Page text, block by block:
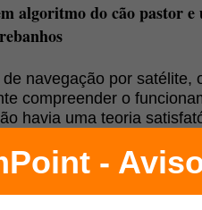
algoritmo do cão pastor
navegação por satélite,
compreender o
havia uma teoria
de forma eficaz um
direção.
investe na criação